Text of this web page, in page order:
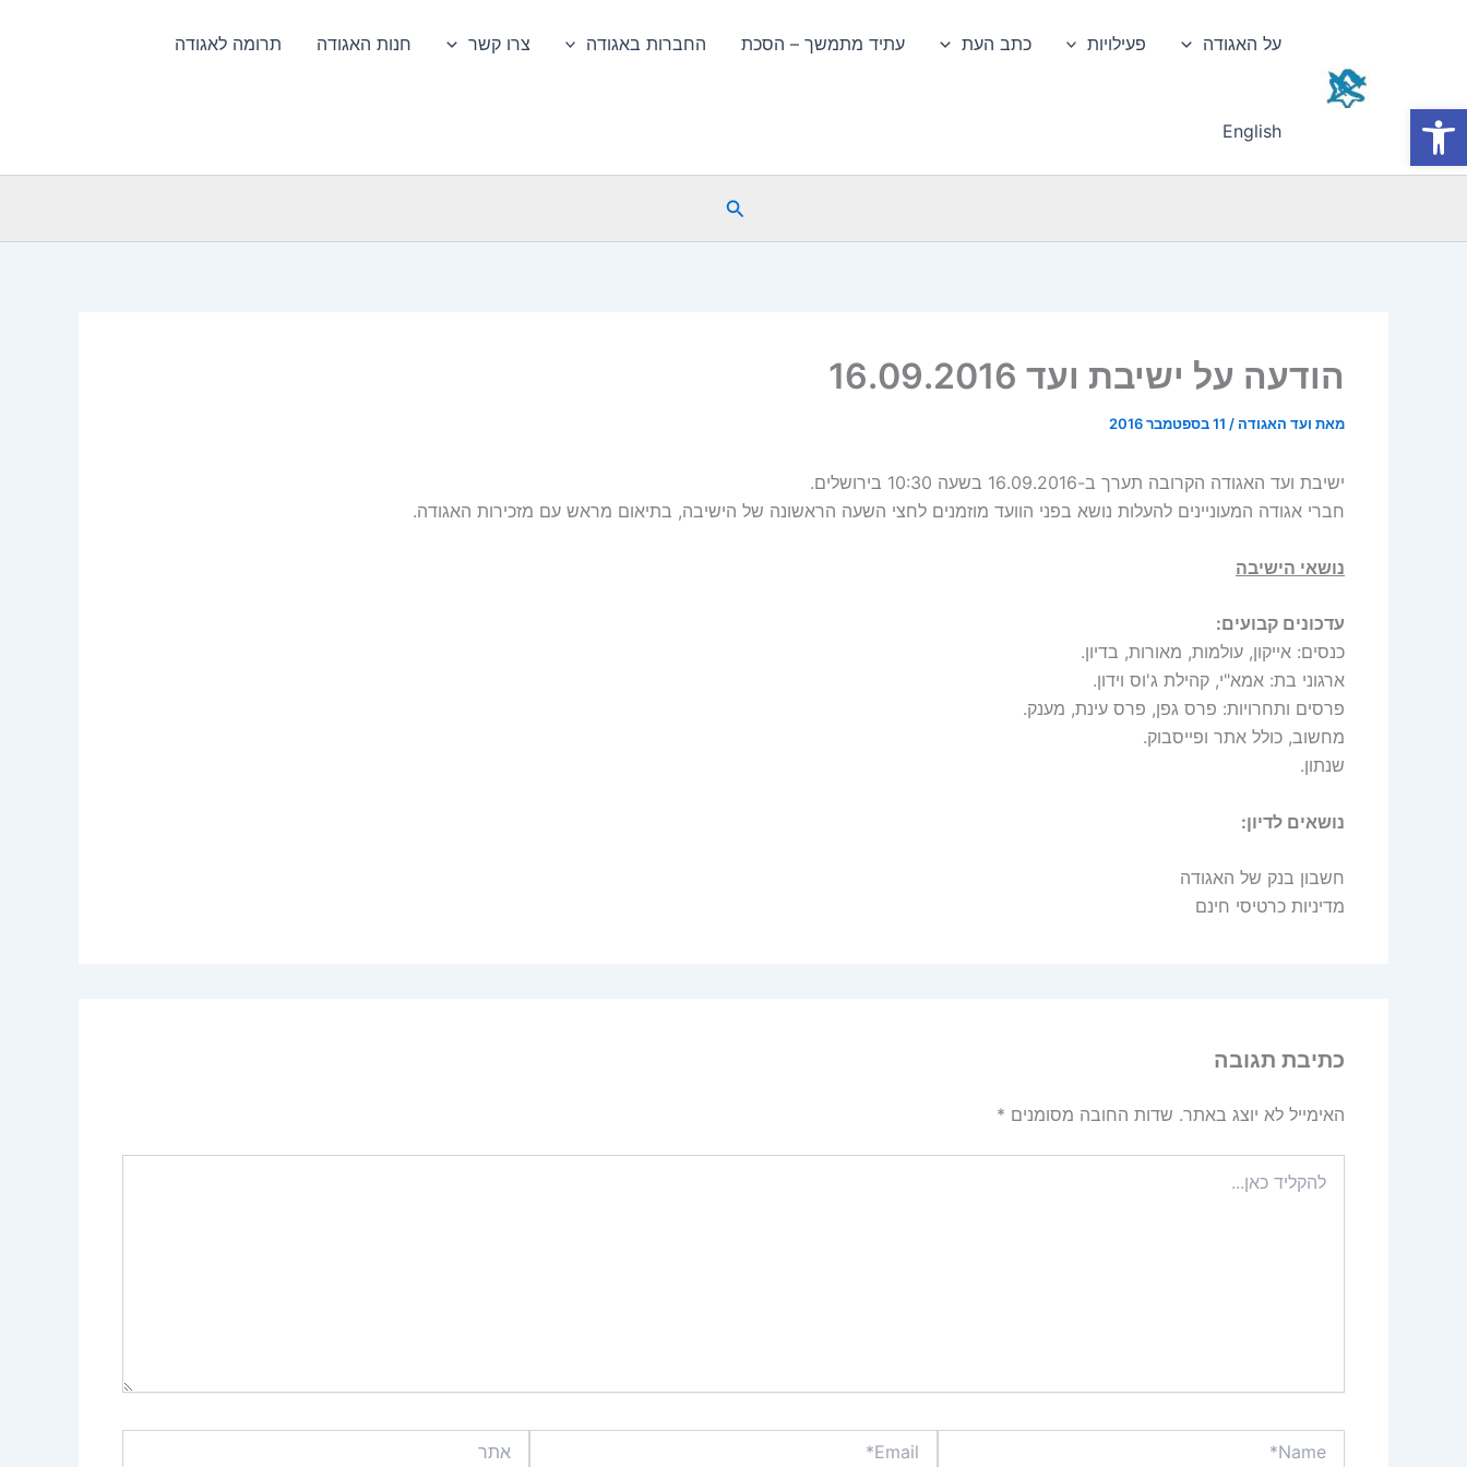
על האגודה פעילויות כתב העת עתיד מתמשך – הסכת החברות באגודה צרו קשר חנות האגודה תרומה לאגודה
English
חיפוש
הודעה על ישיבת ועד 16.09.2016
מאת ועד האגודה / 11 בספטמבר 2016
ישיבת ועד האגודה הקרובה תערך ב-16.09.2016 בשעה 10:30 בירושלים.
חברי אגודה המעוניינים להעלות נושא בפני הוועד מוזמנים לחצי השעה הראשונה של הישיבה, בתיאום מראש עם מזכירות האגודה.
נושאי הישיבה
עדכונים קבועים:
כנסים: אייקון, עולמות, מאורות, בדיון.
ארגוני בת: אמא"י, קהילת ג'וס וידון.
פרסים ותחרויות: פרס גפן, פרס עינת, מענק.
מחשוב, כולל אתר ופייסבוק.
שנתון.
נושאים לדיון:
חשבון בנק של האגודה
מדיניות כרטיסי חינם
כתיבת תגובה
האימייל לא יוצג באתר. שדות החובה מסומנים *
כאן...
פתח סרגל נגישות